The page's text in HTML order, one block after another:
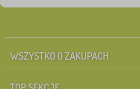
WSZYSTKO O ZAKUPACH